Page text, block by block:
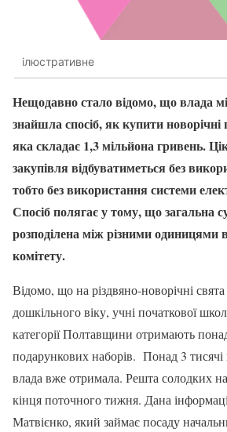
ілюстративне
Нещодавно стало відомо, що влада
знайшла спосіб, як купити
яка складає 1,3 мільйона гривень.
закупівля відбуватиметься без
тобто без використання системи
Спосіб полягає у тому, що загальна
розподілена між різними одиницями
комітету.
Відомо, що на різдвяно-новорічні
дошкільного віку, учні початкової
категорії Полтавщини отримають
подарункових наборів. Понад 3 тисячі
влада вже отримала. Решта солодких
кінця поточного тижня. Дана
Матвієнко, який займає посаду